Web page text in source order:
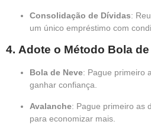
Consolidação de Dívidas:
um único empréstimo com
4. Adote o Método Bola
Bola de Neve: Pague primeiro
ganhar confiança.
Avalanche: Pague primeiro as
para economizar mais.